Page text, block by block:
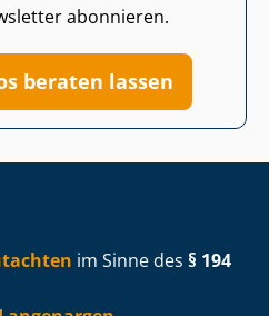
abonnieren.
beraten lassen
im Sinne des § 194